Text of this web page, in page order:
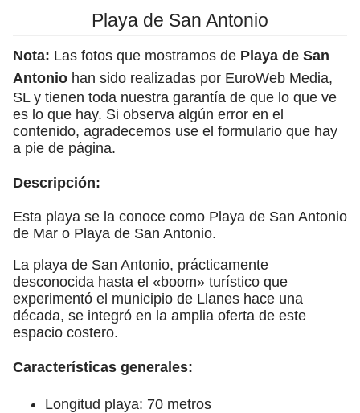
Playa de San Antonio
Nota: Las fotos que mostramos de Playa de San
Antonio han sido realizadas por EuroWeb Media,
SL y tienen toda nuestra garantía de que lo que ve
es lo que hay. Si observa algún error en el
contenido, agradecemos use el formulario que hay
a pie de página.
Descripción:
Esta playa se la conoce como Playa de San Antonio
de Mar o Playa de San Antonio.
La playa de San Antonio, prácticamente
desconocida hasta el «boom» turístico que
experimentó el municipio de Llanes hace una
década, se integró en la amplia oferta de este
espacio costero.
Características generales:
Longitud playa: 70 metros